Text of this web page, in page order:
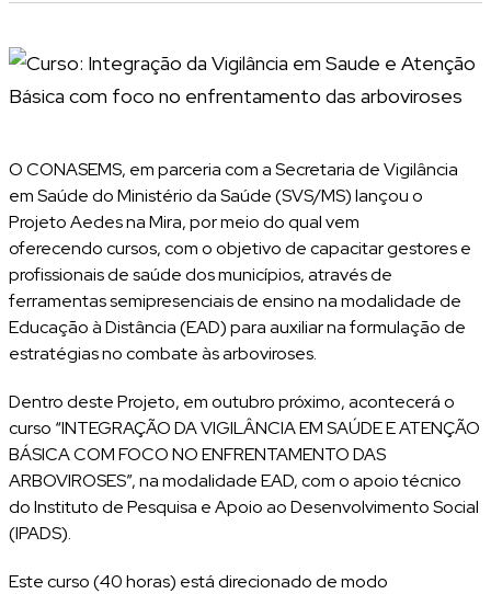
O CONASEMS, em parceria com a Secretaria de Vigilância
em Saúde do Ministério da Saúde (SVS/MS) lançou o
Projeto Aedes na Mira, por meio do qual vem
oferecendo cursos, com o objetivo de capacitar gestores e
profissionais de saúde dos municípios, através de
ferramentas semipresenciais de ensino na modalidade de
Educação à Distância (EAD) para auxiliar na formulação de
estratégias no combate às arboviroses.
Dentro deste Projeto, em outubro próximo, acontecerá o
curso “INTEGRAÇÃO DA VIGILÂNCIA EM SAÚDE E ATENÇÃO
BÁSICA COM FOCO NO ENFRENTAMENTO DAS
ARBOVIROSES”, na modalidade EAD, com o apoio técnico
do Instituto de Pesquisa e Apoio ao Desenvolvimento Social
(IPADS).
Este curso (40 horas) está direcionado de modo